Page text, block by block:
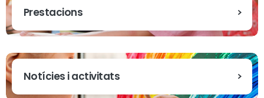
Prestacions
Notícies i activitats